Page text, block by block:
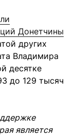
Донетчины
других
Владимира
десятке
до 129 тысяч
является